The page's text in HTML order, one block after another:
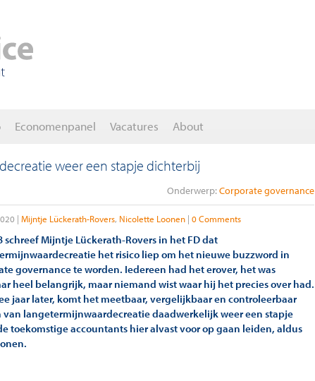
Economenpanel Vacatures About
weer een stapje dichterbij
Onderwerp: Corporate governance
Mijntje Lückerath-Rovers Nicolette Loonen 0 Comments
schreef Mijntje Lückerath-Rovers in het FD dat
het risico liep om het nieuwe buzzword in
governance te worden. Iedereen had het erover, het was
heel belangrijk, maar niemand wist waar hij het precies over had.
jaar later, komt het meetbaar, vergelijkbaar en controleerbaar
van langetermijnwaardecreatie daadwerkelijk weer een stapje
toekomstige accountants hier alvast voor op gaan leiden, aldus